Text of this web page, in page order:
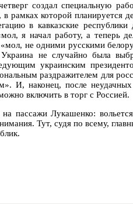
создал специальную
которой планируется
в кавказские
я начал работу, а теперь
не одними русскими
не случайно была
украинским
раздражителем для
И, наконец, после
включить в торг с Россией.
пассажи Лукашенко:
Тут, судя по всему,